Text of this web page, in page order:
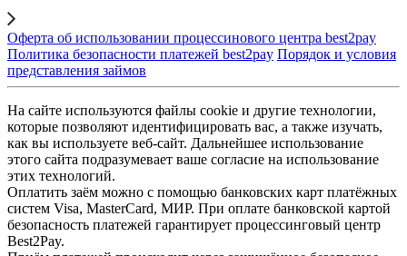
Оферта об использовании процессинового центра best2pay
Политика безопасности платежей best2pay Порядок и условия
представления займов
На сайте используются файлы cookie и другие технологии,
которые позволяют идентифицировать вас, а также изучать,
как вы используете веб-сайт. Дальнейшее использование
этого сайта подразумевает ваше согласие на использование
этих технологий.
Оплатить заём можно с помощью банковских карт платёжных
систем Visa, MasterCard, МИР. При оплате банковской картой
безопасность платежей гарантирует процессинговый центр
Best2Pay.